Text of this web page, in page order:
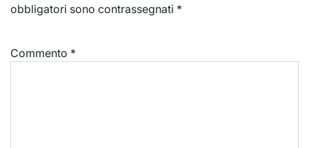
obbligatori sono contrassegnati *
Commento *